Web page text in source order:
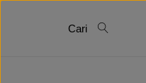
Cari